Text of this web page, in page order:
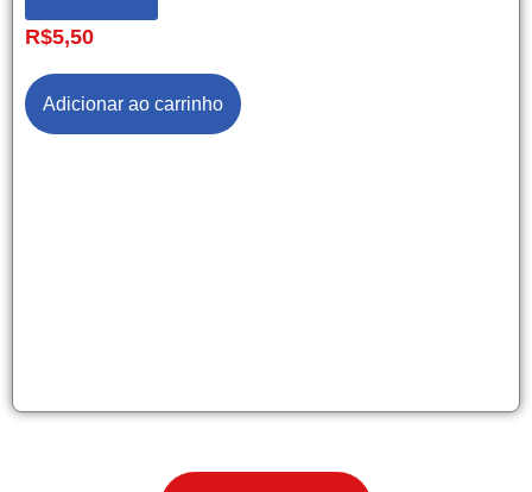
R$5,50
Adicionar ao carrinho